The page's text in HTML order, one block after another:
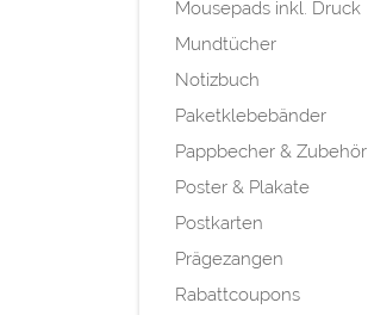
Mousepads inkl. Druck
Mundtücher
Notizbuch
Paketklebebänder
Pappbecher & Zubehör
Poster & Plakate
Postkarten
Prägezangen
Rabattcoupons